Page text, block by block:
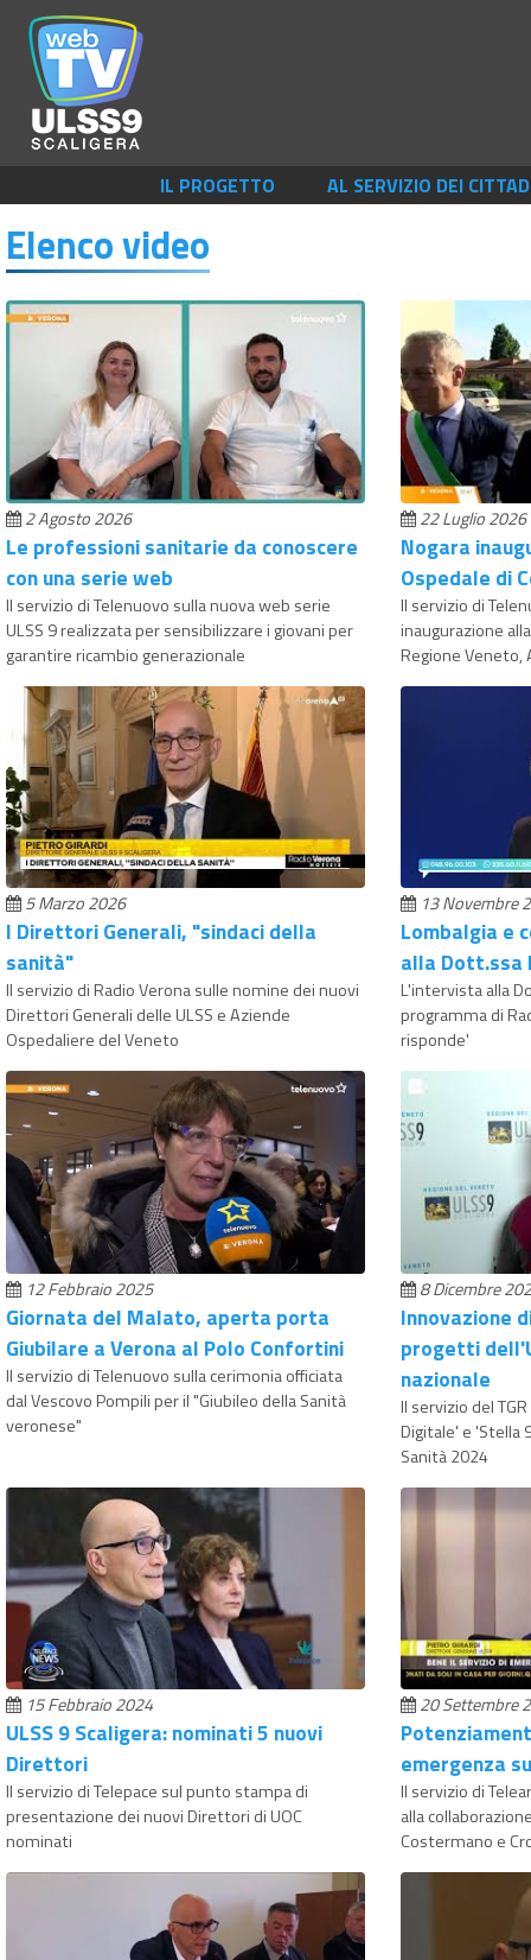
IL PROGETTO AL SERVIZIO DEI
Elenco video
2 Agosto 2026
Le professioni sanitarie da conoscere
con una serie web
Il servizio di Telenuovo sulla nuova web serie
ULSS 9 realizzata per sensibilizzare i giovani per
garantire ricambio generazionale
22 Luglio 2026
Nogara
Ospedale di
Il servizio di
inaugurazione
Regione
5 Marzo 2026
I Direttori Generali, "sindaci della
sanità"
Il servizio di Radio Verona sulle nomine dei nuovi
Direttori Generali delle ULSS e Aziende
Ospedaliere del Veneto
13 Novembre
Lombalgia e
alla Dott.ssa
L'intervista alla
programma di
risponde'
12 Febbraio 2025
Giornata del Malato, aperta porta
Giubilare a Verona al Polo Confortini
Il servizio di Telenuovo sulla cerimonia officiata
dal Vescovo Pompili per il "Giubileo della Sanità
veronese"
8 Dicembre
Innovazione
progetti
nazionale
Il servizio del
Digitale' e 'Stella
Sanità 2024
15 Febbraio 2024
ULSS 9 Scaligera: nominati 5 nuovi
Direttori
Il servizio di Telepace sul punto stampa di
presentazione dei nuovi Direttori di UOC
nominati
20 Settembre
emergenza
Il servizio di
alla
Costermano e